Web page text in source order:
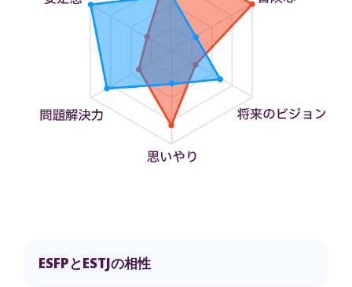
ESFPとESTJの相性